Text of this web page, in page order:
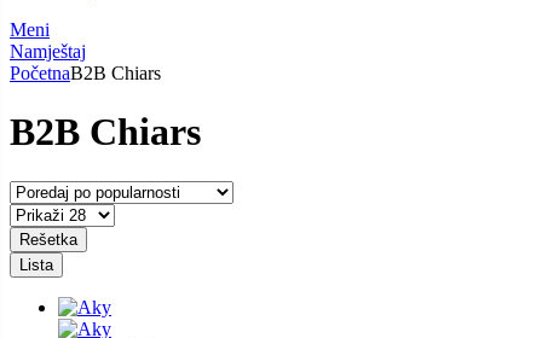
Meni
Namještaj
PočetnaB2B Chiars
B2B Chiars
Rešetka
Lista